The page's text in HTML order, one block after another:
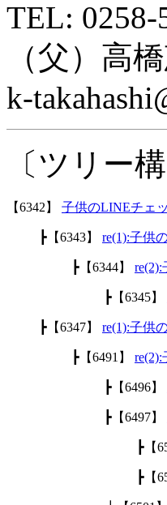
TEL: 0258-
（父）高
k-
〔ツリー構
【6342】 子供のLINEチェ
┣【6343】 re(1):子供
┣【6344】
┣【6345】
┣【6347】 re(1):子供
┣【6491】
┣【6496】
┣【6497】
┣【
┣【